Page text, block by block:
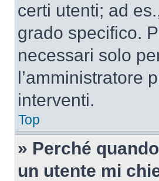
certi utenti; ad
grado specifico.
necessari solo
l’amministratore
interventi.
Top
» Perché
un utente mi